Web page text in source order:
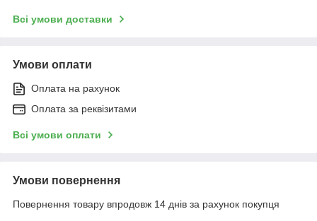
Всі умови доставки
Умови оплати
Оплата на рахунок
Оплата за реквізитами
Всі умови оплати
Умови повернення
Повернення товару впродовж 14 днів за рахунок покупця